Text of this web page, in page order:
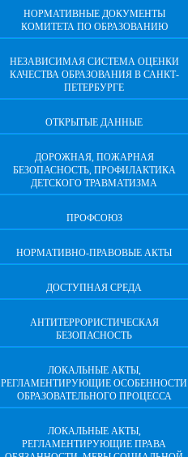
НОРМАТИВНЫЕ ДОКУМЕНТЫ
КОМИТЕТА ПО ОБРАЗОВАНИЮ
НЕЗАВИСИМАЯ СИСТЕМА ОЦЕНКИ
КАЧЕСТВА ОБРАЗОВАНИЯ В САНКТ-
ПЕТЕРБУРГЕ
ОТКРЫТЫЕ ДАННЫЕ
ДОРОЖНАЯ, ПОЖАРНАЯ
БЕЗОПАСНОСТЬ, ПРОФИЛАКТИКА
ДЕТСКОГО ТРАВМАТИЗМА
ПРОФСОЮЗ
НОРМАТИВНО-ПРАВОВЫЕ АКТЫ
ДОСТУПНАЯ СРЕДА
АНТИТЕРРОРИСТИЧЕСКАЯ
БЕЗОПАСНОСТЬ
ЛОКАЛЬНЫЕ АКТЫ,
РЕГЛАМЕНТИРУЮЩИЕ ОСОБЕННОСТИ
ОБРАЗОВАТЕЛЬНОГО ПРОЦЕССА
ЛОКАЛЬНЫЕ АКТЫ,
РЕГЛАМЕНТИРУЮЩИЕ ПРАВА